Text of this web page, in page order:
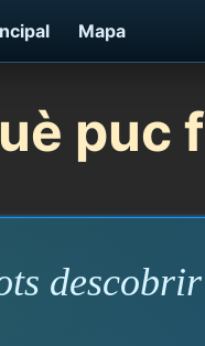
Mapa
puc